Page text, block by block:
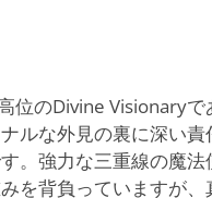
位のDivine Visionaryで
ルな外見の裏に深い責
。強力な三重線の魔法
を背負っていますが、